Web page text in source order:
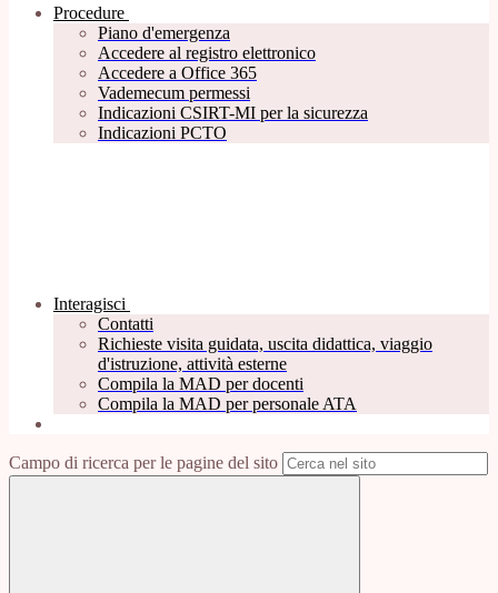
Procedure
Piano d'emergenza
Accedere al registro elettronico
Accedere a Office 365
Vademecum permessi
Indicazioni CSIRT-MI per la sicurezza
Indicazioni PCTO
Interagisci
Contatti
Richieste visita guidata, uscita didattica, viaggio
d'istruzione, attività esterne
Compila la MAD per docenti
Compila la MAD per personale ATA
Campo di ricerca per le pagine del sito